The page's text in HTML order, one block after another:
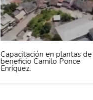
Capacitación en plantas de
beneficio Camilo Ponce
Enríquez.